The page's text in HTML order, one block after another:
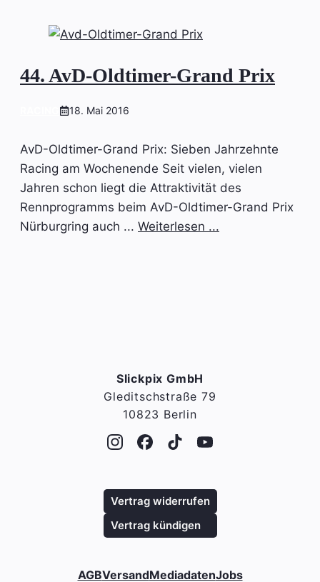
44. AvD-Oldtimer-Grand Prix
18. Mai 2016
AvD-Oldtimer-Grand Prix: Sieben Jahrzehnte
Racing am Wochenende Seit vielen, vielen
Jahren schon liegt die Attraktivität des
Rennprogramms beim AvD-Oldtimer-Grand Prix
Nürburgring auch ... Weiterlesen ...
Slickpix GmbH
Gleditschstraße 79
10823 Berlin
AGBVersandMediadatenJobs
Vertrag widerrufen
Vertrag kündigen